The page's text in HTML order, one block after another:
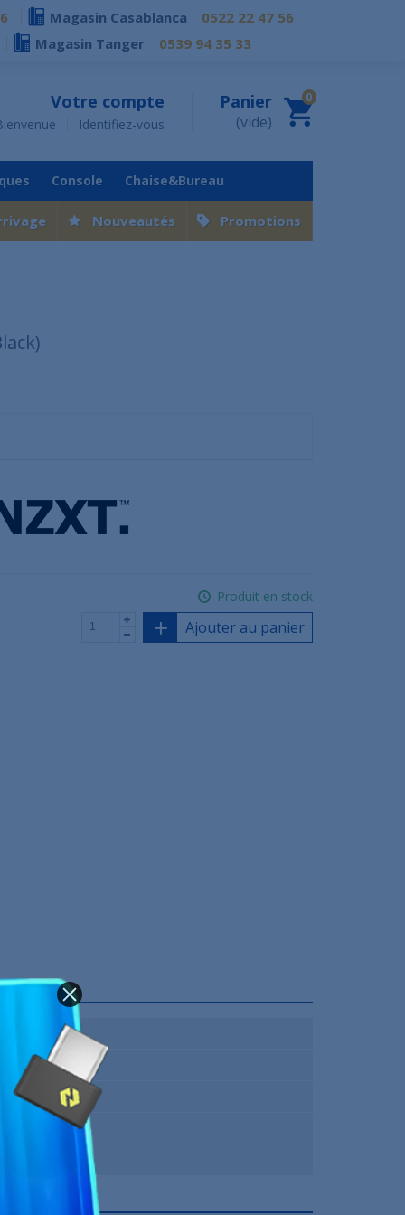
Magasin Casablanca
0522 22 47 56
Magasin Tanger
0539 94 35 33
Panier
(vide)
0
Votre compte
Identifiez-vous
Promotions
Nouveautés
Console Chaise&Bureau
Produit en stock
Ajouter au panier
1800 RPM
78.86 CFM
33.88 dB
120 mm